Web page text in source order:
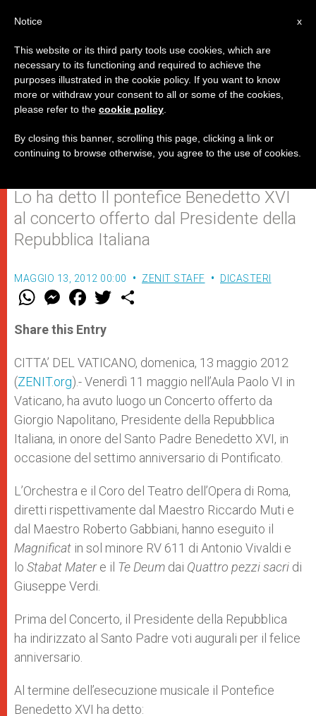
Giuseppe Verdi contempla il
Cristo incarnato, che libera e
apre il Regno dei Cieli
Lo ha detto Il pontefice Benedetto XVI
al concerto offerto dal Presidente della
Repubblica Italiana
MAGGIO 13, 2012 00:00 ZENIT STAFF DICASTERI
W
t
s
p
p
M
e
s
e
g
e
r
F
a
e
b
o
k
w
r
Share this Entry
CITTA’ DEL VATICANO, domenica, 13 maggio 2012
(ZENIT.org).- Venerdì 11 maggio nell’Aula Paolo VI in
Vaticano, ha avuto luogo un Concerto offerto da
Giorgio Napolitano, Presidente della Repubblica
Italiana, in onore del Santo Padre Benedetto XVI, in
occasione del settimo anniversario di Pontificato.
L’Orchestra e il Coro del Teatro dell’Opera di Roma,
diretti rispettivamente dal Maestro Riccardo Muti e
dal Maestro Roberto Gabbiani, hanno eseguito il
Magnificat in sol minore RV 611 di Antonio Vivaldi e
lo Stabat Matere il Te Deum dai Quattro pezzi sacri di
Giuseppe Verdi.
Prima del Concerto, il Presidente della Repubblica
ha indirizzato al Santo Padre voti augurali per il felice
anniversario.
Al termine dell’esecuzione musicale il Pontefice
Benedetto XVI ha detto:
x
Notice
This website or its third party tools use cookies, which are
necessary to its functioning and required to achieve the
purposes illustrated in the cookie policy. If you want to know
more or withdraw your consent to all or some of the cookies,
please refer to the cookie policy
By closing this banner, scrolling this page, clicking a link or
continuing to browse otherwise, you agree to the use of cookies.